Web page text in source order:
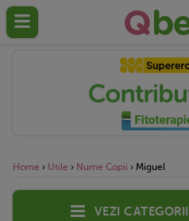
Home › Utile › Nume Copii › Miguel
Vezi